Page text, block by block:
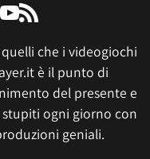
che i videogiochi
è il punto di
del presente e
ogni giorno con
geniali.